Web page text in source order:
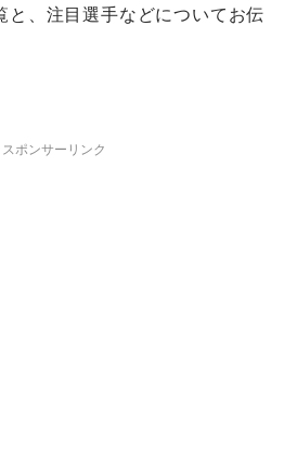
と、注目選手などについてお伝
スポンサーリンク